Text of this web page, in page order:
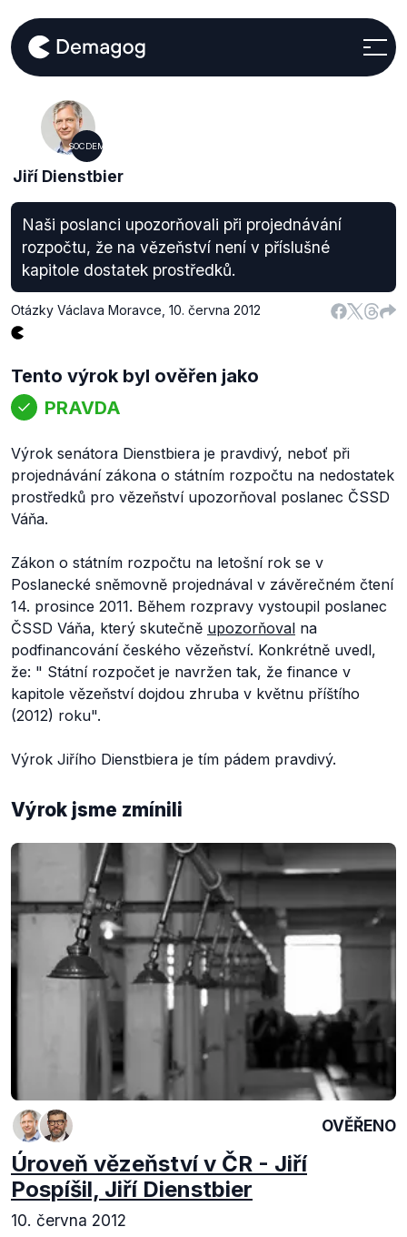
SOCDEM
Jiří Dienstbier
Naši poslanci upozorňovali při projednávání
rozpočtu, že na vězeňství není v příslušné
kapitole dostatek prostředků.
Otázky Václava Moravce 10. června 2012
Tento výrok byl ověřen jako
PRAVDA
Výrok senátora Dienstbiera je pravdivý, neboť při
projednávání zákona o státním rozpočtu na nedostatek
prostředků pro vězeňství upozorňoval poslanec ČSSD
Váňa.
Zákon o státním rozpočtu na letošní rok se v
Poslanecké sněmovně projednával v závěrečném čtení
14. prosince 2011. Během rozpravy vystoupil poslanec
ČSSD Váňa, který skutečně upozorňoval na
podfinancování českého vězeňství. Konkrétně uvedl,
že: " Státní rozpočet je navržen tak, že finance v
kapitole vězeňství dojdou zhruba v květnu příštího
(2012) roku".
Výrok Jiřího Dienstbiera je tím pádem pravdivý.
Výrok jsme zmínili
OVĚŘENO
Úroveň vězeňství v ČR - Jiří
Pospíšil, Jiří Dienstbier
10. června 2012